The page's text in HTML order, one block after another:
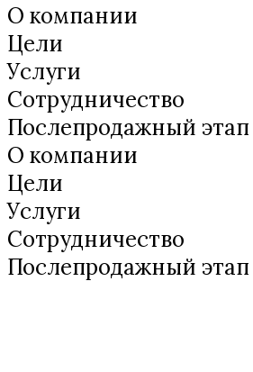
О компании
Цели
Услуги
Сотрудничество
Послепродажный этап
О компании
Цели
Услуги
Сотрудничество
Послепродажный этап